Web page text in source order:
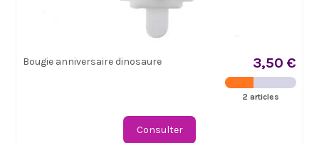
Bougie anniversaire dinosaure 3,50 €
2 articles
Consulter